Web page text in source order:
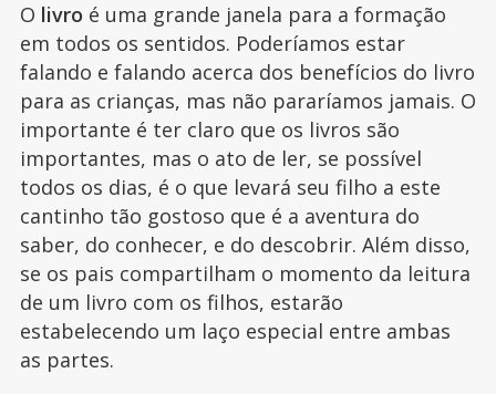
O livro é uma grande janela para a formação
em todos os sentidos. Poderíamos estar
falando e falando acerca dos benefícios do livro
para as crianças, mas não pararíamos jamais. O
importante é ter claro que os livros são
importantes, mas o ato de ler, se possível
todos os dias, é o que levará seu filho a este
cantinho tão gostoso que é a aventura do
saber, do conhecer, e do descobrir. Além disso,
se os pais compartilham o momento da leitura
de um livro com os filhos, estarão
estabelecendo um laço especial entre ambas
as partes.